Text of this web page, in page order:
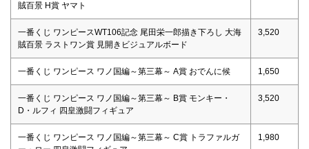
賊百景 H賞 ヤマト
一番くじ ワンピースWT106記念 尾田栄一郎描き下ろし 大海
賊百景 ラストワン賞 見開きビジュアルボード
3,520
一番くじ ワンピース ワノ国編～第三幕～ A賞 おでんに候 1,650
一番くじ ワンピース ワノ国編～第三幕～ B賞 モンキー・
D・ルフィ 四皇激闘フィギュア
3,520
一番くじ ワンピース ワノ国編～第三幕～ C賞 トラファルガ
1,980